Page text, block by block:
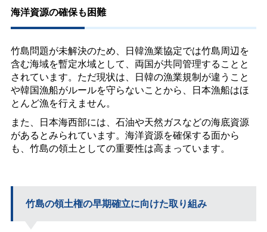
海洋資源の確保も困難
竹島問題が未解決のため、日韓漁業協定では竹島周辺を
含む海域を暫定水域として、両国が共同管理することと
されています。ただ現状は、日韓の漁業規制が違うこと
や韓国漁船がルールを守らないことから、日本漁船はほ
とんど漁を行えません。
また、日本海西部には、石油や天然ガスなどの海底資源
があるとみられています。海洋資源を確保する面から
も、竹島の領土としての重要性は高まっています。
竹島の領土権の早期確立に向けた取り組み